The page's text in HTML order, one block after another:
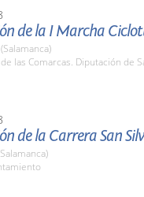
de la I Marcha
de las Comarcas. Diputación de
de la Carrera San